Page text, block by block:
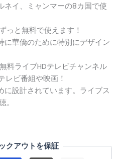
US$79.99
で
す。
ネイ、ミャンマーの8カ国で使
っと無料で使えます！
に華僑のために特別にデザイン
料ライブHDテレビチャンネル
レビ番組や映画！
に設計されています。ライブス
。
クアウトを保証